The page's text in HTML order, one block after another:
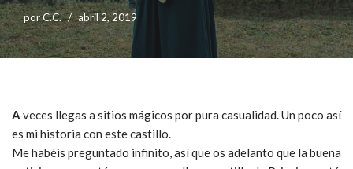
porC.C. abril 2, 2019
A veces llegas a sitios mágicos por pura casualidad. Un poco así
es mi historia con este castillo.
Me habéis preguntado infinito, así que os adelanto que la buena